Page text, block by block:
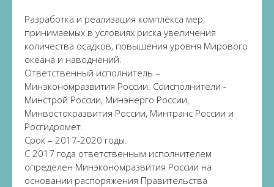
Разработка и реализация комплекса мер,
принимаемых в условиях риска увеличения
количества осадков, повышения уровня Мирового
океана и наводнений.
Ответственный исполнитель –
Минэкономразвития России. Соисполнители -
Минстрой России, Минэнерго России,
Минвостокразвития России, Минтранс России и
Росгидромет.
Срок – 2017-2020 годы.
С 2017 года ответственным исполнителем
определен Минэкономразвития России на
основании распоряжения Правительства